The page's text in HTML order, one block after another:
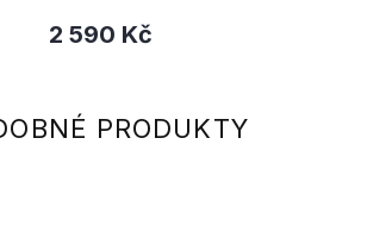
2 590 Kč